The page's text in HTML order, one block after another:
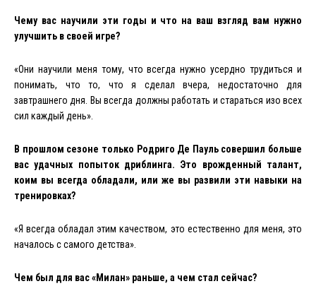
Чему вас научили эти годы и что на ваш взгляд вам нужно
улучшить в своей игре?
«Они научили меня тому, что всегда нужно усердно трудиться и
понимать, что то, что я сделал вчера, недостаточно для
завтрашнего дня. Вы всегда должны работать и стараться изо всех
сил каждый день».
В прошлом сезоне только Родриго Де Пауль совершил больше
вас удачных попыток дриблинга. Это врожденный талант,
коим вы всегда обладали, или же вы развили эти навыки на
тренировках?
«Я всегда обладал этим качеством, это естественно для меня, это
началось с самого детства».
Чем был для вас «Милан» раньше, а чем стал сейчас?